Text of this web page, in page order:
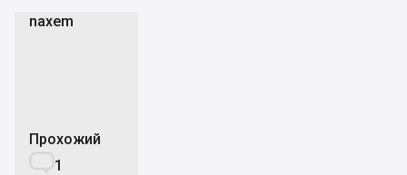
naxem
Прохожий
1